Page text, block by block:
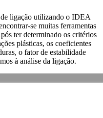
de ligação utilizando o IDEA
se muitas ferramentas
ter determinado os critérios
plásticas, os coeficientes
o fator de estabilidade
à análise da ligação.